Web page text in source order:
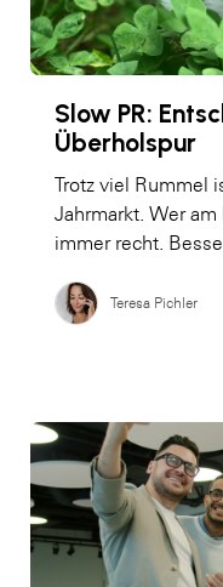
Slow PR:
Überholspur
Trotz viel Rummel
Jahrmarkt. Wer
immer recht.
Teresa Pichler